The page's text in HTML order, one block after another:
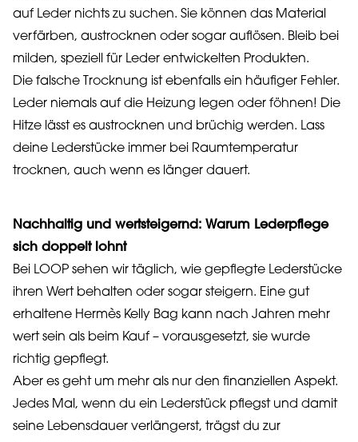
auf Leder nichts zu suchen. Sie können das Material
verfärben, austrocknen oder sogar auflösen. Bleib bei
milden, speziell für Leder entwickelten Produkten.
Die falsche Trocknung ist ebenfalls ein häufiger Fehler.
Leder niemals auf die Heizung legen oder föhnen! Die
Hitze lässt es austrocknen und brüchig werden. Lass
deine Lederstücke immer bei Raumtemperatur
trocknen, auch wenn es länger dauert.
Nachhaltig und wertsteigernd: Warum Lederpflege
sich doppelt lohnt
Bei LOOP sehen wir täglich, wie gepflegte Lederstücke
ihren Wert behalten oder sogar steigern. Eine gut
erhaltene Hermès Kelly Bag kann nach Jahren mehr
wert sein als beim Kauf – vorausgesetzt, sie wurde
richtig gepflegt.
Aber es geht um mehr als nur den finanziellen Aspekt.
Jedes Mal, wenn du ein Lederstück pflegst und damit
seine Lebensdauer verlängerst, trägst du zur